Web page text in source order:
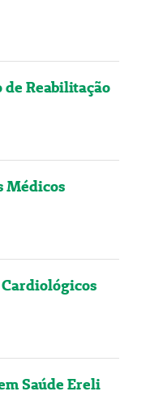
de Reabilitação
Médicos
Saúde Ereli